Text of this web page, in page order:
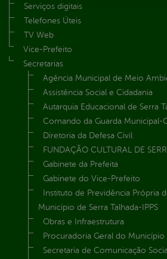
Serviços digitais
Telefones Úteis
TV Web
Vice-Prefeito
Secretarias
Agência Municipal de Meio
Assistência Social e Cidadania
Autarquia Educacional de Serra
Comando da Guarda Municipal-
Diretoria da Defesa Civil
FUNDAÇÃO CULTURAL DE
Gabinete da Prefeita
Gabinete do Vice-Prefeito
Instituto de Previdência Própria
Município de Serra Talhada-IPPS
Obras e Infraestrutura
Procuradoria Geral do Município
Secretaria de Comunicação